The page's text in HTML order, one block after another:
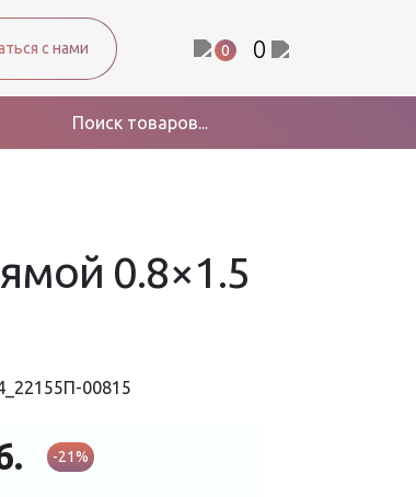
с нами 0 0
0.8×1.5
00815
-21%